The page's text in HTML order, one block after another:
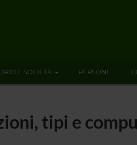
E SOCIETÀ PERSONE
tipi e